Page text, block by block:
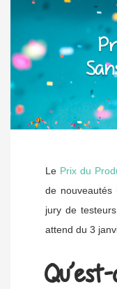
Le Prix du
de nouveautés
jury de
attend du 3